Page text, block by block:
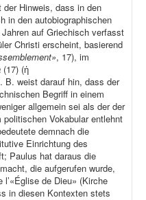
Hinweis, dass in den
in den autobiographischen
auf Griechisch verfasst
Christi erscheint, basierend
, 17), im
(17) (ἡ
B. weist darauf hin, dass der
Begriff in einem
allgemein sei als der der
politischen Vokabular entlehnt
demnach die
Einrichtung des
Paulus hat daraus die
die aufgerufen wurde,
de Dieu» (Kirche
in diesen Kontexten stets